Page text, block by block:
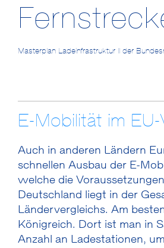
Masterplan Ladeinfrastruktur II der
E-Mobilität im EU-
Auch in anderen Ländern
schnellen Ausbau der E-
welche die
Deutschland liegt in der
Ländervergleichs. Am
Königreich. Dort ist man in
Anzahl an Ladestationen,